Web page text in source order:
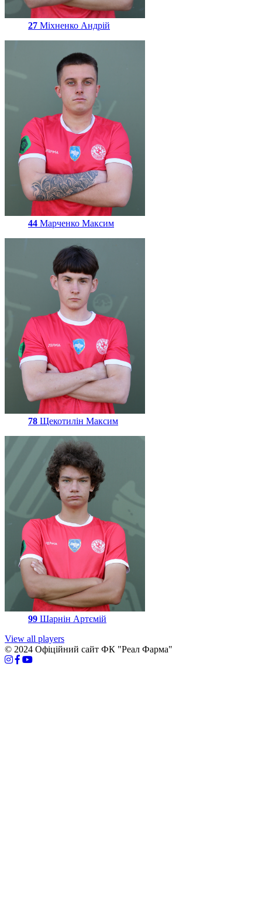
27 Міхненко Андрій
44 Марченко Максим
78 Щекотилін Максим
99 Шарнін Артємій
View all players
© 2024 Офіційний сайт ФК "Реал Фарма"